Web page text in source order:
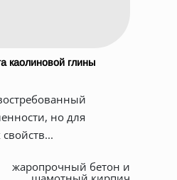
каолиновой глины
но для
жаропрочный бетон и